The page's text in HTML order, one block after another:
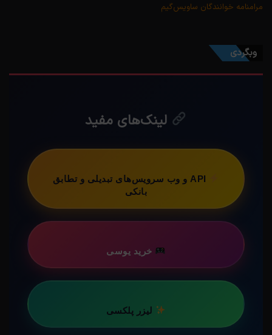
مرامنامه خوانندگان ساویس‌گیم
وبگردی
لینک‌های مفید
API و وب سرویس‌های تبدیلی و تطابق
بانکی
خرید یوسی
لیزر پلکسی